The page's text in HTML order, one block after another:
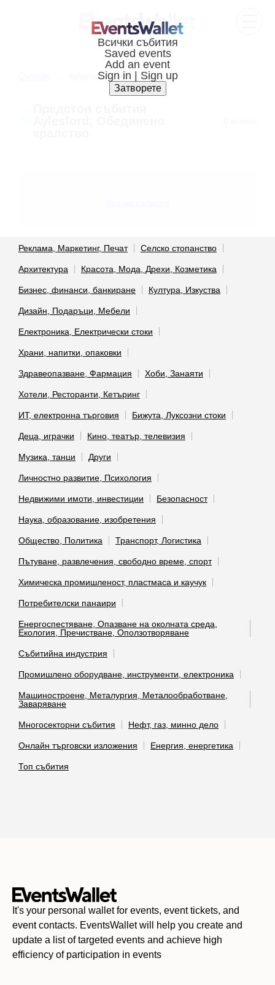
Aylesford, United kingdom
Реклама, Маркетинг, Печат Селско стопанство
Архитектура Красота, Мода, Дрехи, Козметика
Бизнес, финанси, банкиране Култура, Изкуства
Дизайн, Подаръци, Мебели
Електроника, Електрически стоки
Храни, напитки, опаковки
Здравеопазване, Фармация Хоби, Занаяти
Хотели, Ресторанти, Кетъринг
ИТ, електронна търговия Бижута, Луксозни стоки
Деца, играчки Кино, театър, телевизия
Музика, танци Други
Личностно развитие, Психология
Недвижими имоти, инвестиции Безопасност
Наука, образование, изобретения
Общество, Политика Транспорт, Логистика
Пътуване, развлечения, свободно време, спорт
Химическа промишленост, пластмаса и каучук
Потребителски панаири
Енергоспестяване, Опазване на околната среда,
Екология, Пречистване, Оползотворяване
Събитийна индустрия
Промишлено оборудване, инструменти, електроника
Машиностроене, Металургия, Металообработване,
Заваряване
Многосекторни събития Нефт, газ, минно дело
Онлайн търговски изложения Енергия, енергетика
Топ събития
It's your personal wallet for events, event tickets, and
event contacts. EventsWallet will help you create and
update a list of targeted events and achieve high
efficiency of participation in events